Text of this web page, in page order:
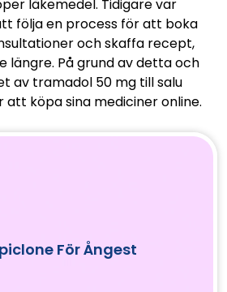
läkemedel. Tidigare var
följa en process för att boka
och skaffa recept,
längre. På grund av detta och
av tramadol 50 mg till salu
att köpa sina mediciner online.
För Ångest